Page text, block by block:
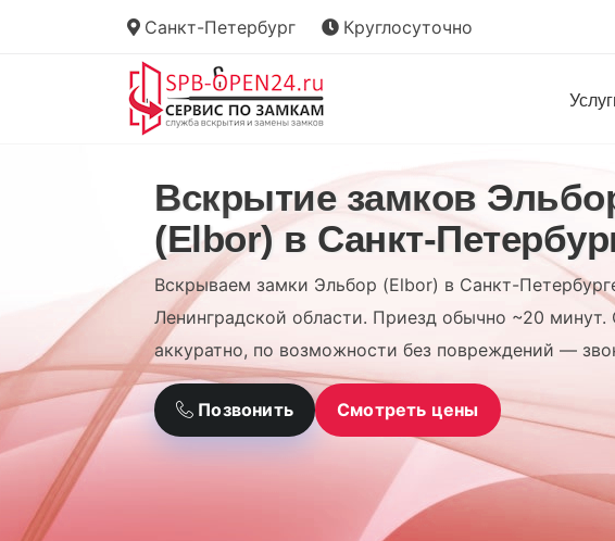
Санкт-Петербург Круглосуточно
Вскрытие замков
(Elbor) в Санкт-
Вскрываем замки Эльбор (Elbor) в Санкт-
Ленинградской области. Приезд обычно ~20 минут.
аккуратно, по возможности без повреждений —
Позвонить Смотреть цены